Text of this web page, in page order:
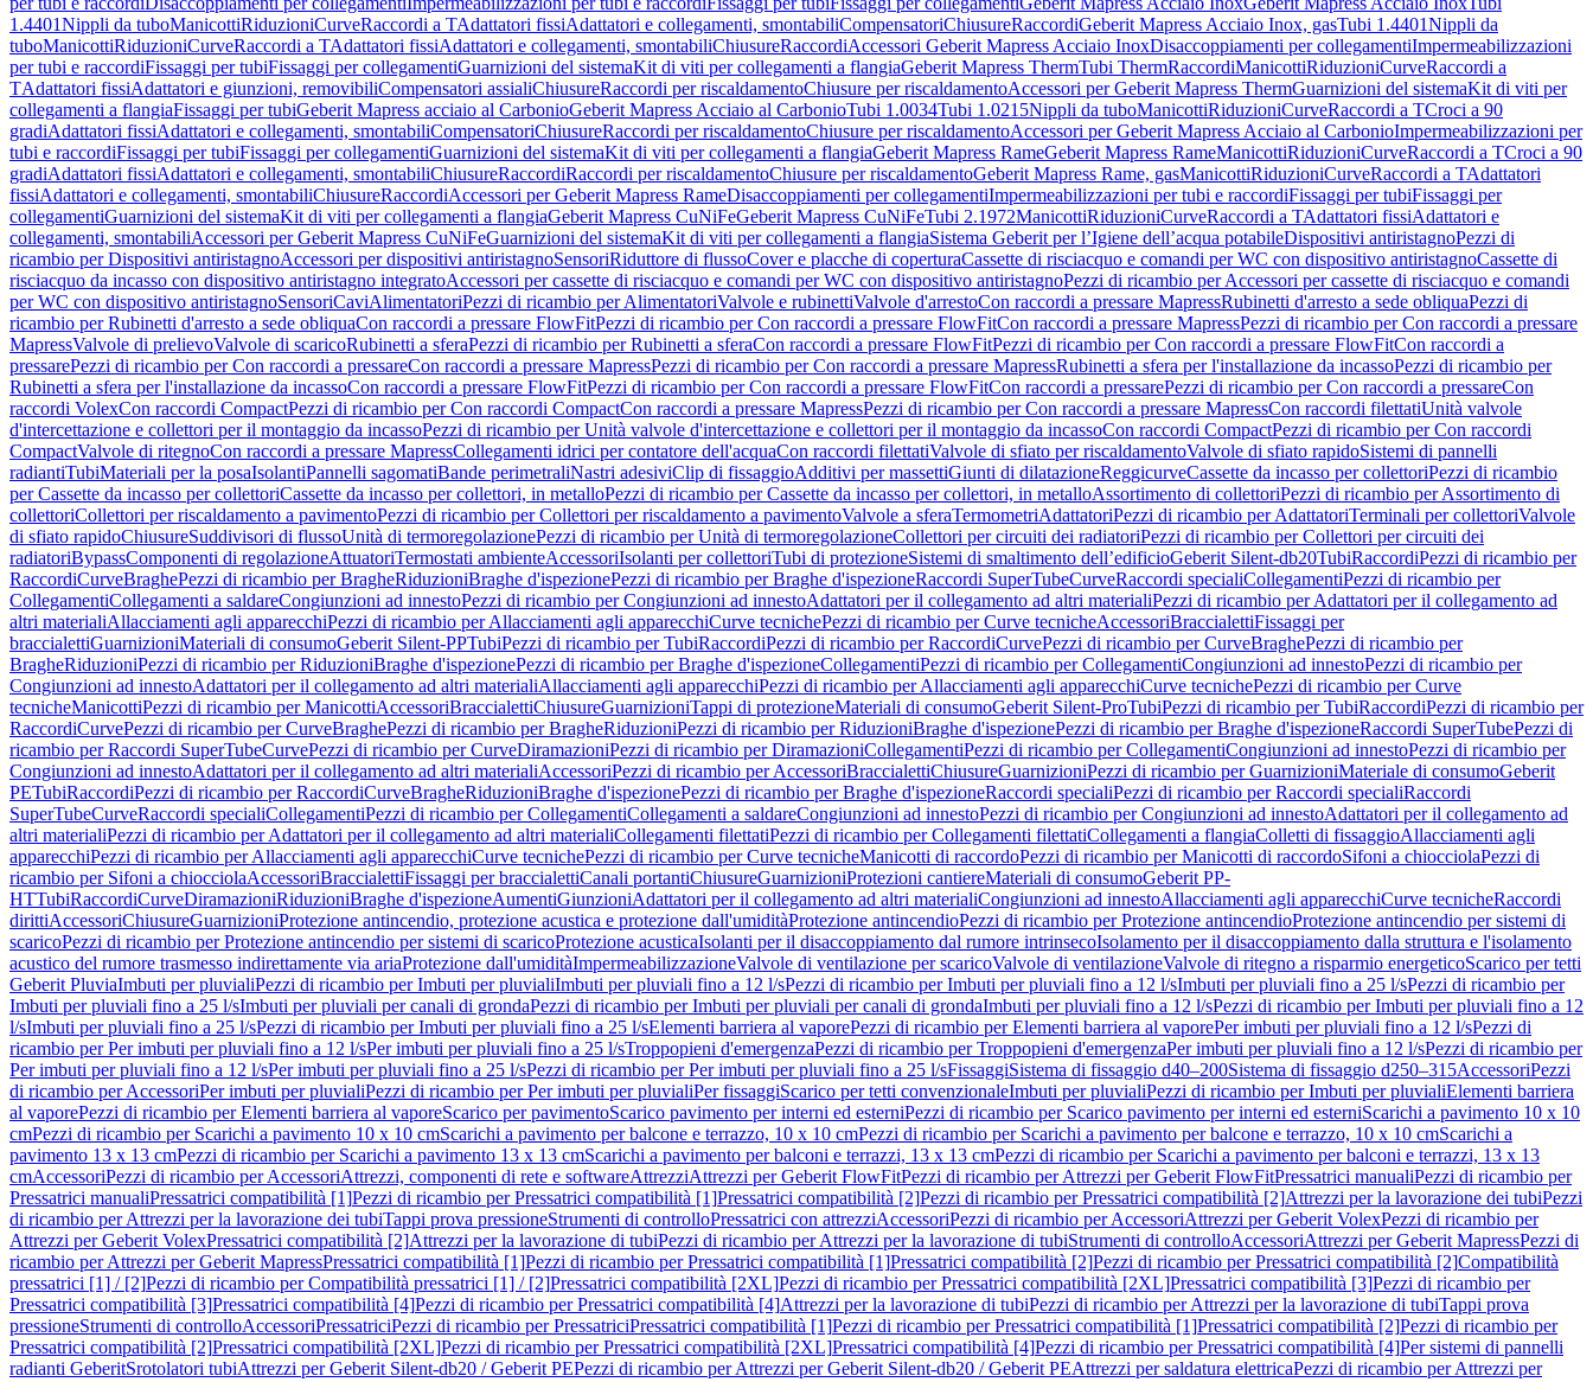
1.4401Nippli da tuboManicottiRiduzioniCurveRaccordi a TAdattatori fissiAdattatori e collegamenti, smontabiliCompensatoriChiusureRaccordiGeberit Mapress Acciaio Inox, gasTubi 1.4401Nippli da
tuboManicottiRiduzioniCurveRaccordi a TAdattatori fissiAdattatori e collegamenti, smontabiliChiusureRaccordiAccessori Geberit Mapress Acciaio InoxDisaccoppiamenti per collegamentiImpermeabilizzazioni
per tubi e raccordiFissaggi per tubiFissaggi per collegamentiGuarnizioni del sistemaKit di viti per collegamenti a flangiaGeberit Mapress ThermTubi ThermRaccordiManicottiRiduzioniCurveRaccordi a
TAdattatori fissiAdattatori e giunzioni, removibiliCompensatori assialiChiusureRaccordi per riscaldamentoChiusure per riscaldamentoAccessori per Geberit Mapress ThermGuarnizioni del sistemaKit di viti per
collegamenti a flangiaFissaggi per tubiGeberit Mapress acciaio al CarbonioGeberit Mapress Acciaio al CarbonioTubi 1.0034Tubi 1.0215Nippli da tuboManicottiRiduzioniCurveRaccordi a TCroci a 90
gradiAdattatori fissiAdattatori e collegamenti, smontabiliCompensatoriChiusureRaccordi per riscaldamentoChiusure per riscaldamentoAccessori per Geberit Mapress Acciaio al CarbonioImpermeabilizzazioni per
tubi e raccordiFissaggi per tubiFissaggi per collegamentiGuarnizioni del sistemaKit di viti per collegamenti a flangiaGeberit Mapress RameGeberit Mapress RameManicottiRiduzioniCurveRaccordi a TCroci a 90
gradiAdattatori fissiAdattatori e collegamenti, smontabiliChiusureRaccordiRaccordi per riscaldamentoChiusure per riscaldamentoGeberit Mapress Rame, gasManicottiRiduzioniCurveRaccordi a TAdattatori
fissiAdattatori e collegamenti, smontabiliChiusureRaccordiAccessori per Geberit Mapress RameDisaccoppiamenti per collegamentiImpermeabilizzazioni per tubi e raccordiFissaggi per tubiFissaggi per
collegamentiGuarnizioni del sistemaKit di viti per collegamenti a flangiaGeberit Mapress CuNiFeGeberit Mapress CuNiFeTubi 2.1972ManicottiRiduzioniCurveRaccordi a TAdattatori fissiAdattatori e
collegamenti, smontabiliAccessori per Geberit Mapress CuNiFeGuarnizioni del sistemaKit di viti per collegamenti a flangiaSistema Geberit per l’Igiene dell’acqua potabileDispositivi antiristagnoPezzi di
ricambio per Dispositivi antiristagnoAccessori per dispositivi antiristagnoSensoriRiduttore di flussoCover e placche di coperturaCassette di risciacquo e comandi per WC con dispositivo antiristagnoCassette di
risciacquo da incasso con dispositivo antiristagno integratoAccessori per cassette di risciacquo e comandi per WC con dispositivo antiristagnoPezzi di ricambio per Accessori per cassette di risciacquo e comandi
per WC con dispositivo antiristagnoSensoriCaviAlimentatoriPezzi di ricambio per AlimentatoriValvole e rubinettiValvole d'arrestoCon raccordi a pressare MapressRubinetti d'arresto a sede obliquaPezzi di
ricambio per Rubinetti d'arresto a sede obliquaCon raccordi a pressare FlowFitPezzi di ricambio per Con raccordi a pressare FlowFitCon raccordi a pressare MapressPezzi di ricambio per Con raccordi a pressare
MapressValvole di prelievoValvole di scaricoRubinetti a sferaPezzi di ricambio per Rubinetti a sferaCon raccordi a pressare FlowFitPezzi di ricambio per Con raccordi a pressare FlowFitCon raccordi a
pressarePezzi di ricambio per Con raccordi a pressareCon raccordi a pressare MapressPezzi di ricambio per Con raccordi a pressare MapressRubinetti a sfera per l'installazione da incassoPezzi di ricambio per
Rubinetti a sfera per l'installazione da incassoCon raccordi a pressare FlowFitPezzi di ricambio per Con raccordi a pressare FlowFitCon raccordi a pressarePezzi di ricambio per Con raccordi a pressareCon
raccordi VolexCon raccordi CompactPezzi di ricambio per Con raccordi CompactCon raccordi a pressare MapressPezzi di ricambio per Con raccordi a pressare MapressCon raccordi filettatiUnità valvole
d'intercettazione e collettori per il montaggio da incassoPezzi di ricambio per Unità valvole d'intercettazione e collettori per il montaggio da incassoCon raccordi CompactPezzi di ricambio per Con raccordi
CompactValvole di ritegnoCon raccordi a pressare MapressCollegamenti idrici per contatore dell'acquaCon raccordi filettatiValvole di sfiato per riscaldamentoValvole di sfiato rapidoSistemi di pannelli
radiantiTubiMateriali per la posaIsolantiPannelli sagomatiBande perimetraliNastri adesiviClip di fissaggioAdditivi per massettiGiunti di dilatazioneReggicurveCassette da incasso per collettoriPezzi di ricambio
per Cassette da incasso per collettoriCassette da incasso per collettori, in metalloPezzi di ricambio per Cassette da incasso per collettori, in metalloAssortimento di collettoriPezzi di ricambio per Assortimento di
collettoriCollettori per riscaldamento a pavimentoPezzi di ricambio per Collettori per riscaldamento a pavimentoValvole a sferaTermometriAdattatoriPezzi di ricambio per AdattatoriTerminali per collettoriValvole
di sfiato rapidoChiusureSuddivisori di flussoUnità di termoregolazionePezzi di ricambio per Unità di termoregolazioneCollettori per circuiti dei radiatoriPezzi di ricambio per Collettori per circuiti dei
radiatoriBypassComponenti di regolazioneAttuatoriTermostati ambienteAccessoriIsolanti per collettoriTubi di protezioneSistemi di smaltimento dell’edificioGeberit Silent-db20TubiRaccordiPezzi di ricambio per
RaccordiCurveBraghePezzi di ricambio per BragheRiduzioniBraghe d'ispezionePezzi di ricambio per Braghe d'ispezioneRaccordi SuperTubeCurveRaccordi specialiCollegamentiPezzi di ricambio per
CollegamentiCollegamenti a saldareCongiunzioni ad innestoPezzi di ricambio per Congiunzioni ad innestoAdattatori per il collegamento ad altri materialiPezzi di ricambio per Adattatori per il collegamento ad
altri materialiAllacciamenti agli apparecchiPezzi di ricambio per Allacciamenti agli apparecchiCurve tecnichePezzi di ricambio per Curve tecnicheAccessoriBraccialettiFissaggi per
braccialettiGuarnizioniMateriali di consumoGeberit Silent-PPTubiPezzi di ricambio per TubiRaccordiPezzi di ricambio per RaccordiCurvePezzi di ricambio per CurveBraghePezzi di ricambio per
BragheRiduzioniPezzi di ricambio per RiduzioniBraghe d'ispezionePezzi di ricambio per Braghe d'ispezioneCollegamentiPezzi di ricambio per CollegamentiCongiunzioni ad innestoPezzi di ricambio per
Congiunzioni ad innestoAdattatori per il collegamento ad altri materialiAllacciamenti agli apparecchiPezzi di ricambio per Allacciamenti agli apparecchiCurve tecnichePezzi di ricambio per Curve
tecnicheManicottiPezzi di ricambio per ManicottiAccessoriBraccialettiChiusureGuarnizioniTappi di protezioneMateriali di consumoGeberit Silent-ProTubiPezzi di ricambio per TubiRaccordiPezzi di ricambio per
RaccordiCurvePezzi di ricambio per CurveBraghePezzi di ricambio per BragheRiduzioniPezzi di ricambio per RiduzioniBraghe d'ispezionePezzi di ricambio per Braghe d'ispezioneRaccordi SuperTubePezzi di
ricambio per Raccordi SuperTubeCurvePezzi di ricambio per CurveDiramazioniPezzi di ricambio per DiramazioniCollegamentiPezzi di ricambio per CollegamentiCongiunzioni ad innestoPezzi di ricambio per
Congiunzioni ad innestoAdattatori per il collegamento ad altri materialiAccessoriPezzi di ricambio per AccessoriBraccialettiChiusureGuarnizioniPezzi di ricambio per GuarnizioniMateriale di consumoGeberit
PETubiRaccordiPezzi di ricambio per RaccordiCurveBragheRiduzioniBraghe d'ispezionePezzi di ricambio per Braghe d'ispezioneRaccordi specialiPezzi di ricambio per Raccordi specialiRaccordi
SuperTubeCurveRaccordi specialiCollegamentiPezzi di ricambio per CollegamentiCollegamenti a saldareCongiunzioni ad innestoPezzi di ricambio per Congiunzioni ad innestoAdattatori per il collegamento ad
altri materialiPezzi di ricambio per Adattatori per il collegamento ad altri materialiCollegamenti filettatiPezzi di ricambio per Collegamenti filettatiCollegamenti a flangiaColletti di fissaggioAllacciamenti agli
apparecchiPezzi di ricambio per Allacciamenti agli apparecchiCurve tecnichePezzi di ricambio per Curve tecnicheManicotti di raccordoPezzi di ricambio per Manicotti di raccordoSifoni a chiocciolaPezzi di
ricambio per Sifoni a chiocciolaAccessoriBraccialettiFissaggi per braccialettiCanali portantiChiusureGuarnizioniProtezioni cantiereMateriali di consumoGeberit PP-
HTTubiRaccordiCurveDiramazioniRiduzioniBraghe d'ispezioneAumentiGiunzioniAdattatori per il collegamento ad altri materialiCongiunzioni ad innestoAllacciamenti agli apparecchiCurve tecnicheRaccordi
dirittiAccessoriChiusureGuarnizioniProtezione antincendio, protezione acustica e protezione dall'umiditàProtezione antincendioPezzi di ricambio per Protezione antincendioProtezione antincendio per sistemi di
scaricoPezzi di ricambio per Protezione antincendio per sistemi di scaricoProtezione acusticaIsolanti per il disaccoppiamento dal rumore intrinsecoIsolamento per il disaccoppiamento dalla struttura e l'isolamento
acustico del rumore trasmesso indirettamente via ariaProtezione dall'umiditàImpermeabilizzazioneValvole di ventilazione per scaricoValvole di ventilazioneValvole di ritegno a risparmio energeticoScarico per tetti
Geberit PluviaImbuti per pluvialiPezzi di ricambio per Imbuti per pluvialiImbuti per pluviali fino a 12 l/sPezzi di ricambio per Imbuti per pluviali fino a 12 l/sImbuti per pluviali fino a 25 l/sPezzi di ricambio per
Imbuti per pluviali fino a 25 l/sImbuti per pluviali per canali di grondaPezzi di ricambio per Imbuti per pluviali per canali di grondaImbuti per pluviali fino a 12 l/sPezzi di ricambio per Imbuti per pluviali fino a 12
l/sImbuti per pluviali fino a 25 l/sPezzi di ricambio per Imbuti per pluviali fino a 25 l/sElementi barriera al vaporePezzi di ricambio per Elementi barriera al vaporePer imbuti per pluviali fino a 12 l/sPezzi di
ricambio per Per imbuti per pluviali fino a 12 l/sPer imbuti per pluviali fino a 25 l/sTroppopieni d'emergenzaPezzi di ricambio per Troppopieni d'emergenzaPer imbuti per pluviali fino a 12 l/sPezzi di ricambio per
Per imbuti per pluviali fino a 12 l/sPer imbuti per pluviali fino a 25 l/sPezzi di ricambio per Per imbuti per pluviali fino a 25 l/sFissaggiSistema di fissaggio d40–200Sistema di fissaggio d250–315AccessoriPezzi
di ricambio per AccessoriPer imbuti per pluvialiPezzi di ricambio per Per imbuti per pluvialiPer fissaggiScarico per tetti convenzionaleImbuti per pluvialiPezzi di ricambio per Imbuti per pluvialiElementi barriera
al vaporePezzi di ricambio per Elementi barriera al vaporeScarico per pavimentoScarico pavimento per interni ed esterniPezzi di ricambio per Scarico pavimento per interni ed esterniScarichi a pavimento 10 x 10
cmPezzi di ricambio per Scarichi a pavimento 10 x 10 cmScarichi a pavimento per balcone e terrazzo, 10 x 10 cmPezzi di ricambio per Scarichi a pavimento per balcone e terrazzo, 10 x 10 cmScarichi a
pavimento 13 x 13 cmPezzi di ricambio per Scarichi a pavimento 13 x 13 cmScarichi a pavimento per balconi e terrazzi, 13 x 13 cmPezzi di ricambio per Scarichi a pavimento per balconi e terrazzi, 13 x 13
cmAccessoriPezzi di ricambio per AccessoriAttrezzi, componenti di rete e softwareAttrezziAttrezzi per Geberit FlowFitPezzi di ricambio per Attrezzi per Geberit FlowFitPressatrici manualiPezzi di ricambio per
Pressatrici manualiPressatrici compatibilità [1]Pezzi di ricambio per Pressatrici compatibilità [1]Pressatrici compatibilità [2]Pezzi di ricambio per Pressatrici compatibilità [2]Attrezzi per la lavorazione dei tubiPezzi
di ricambio per Attrezzi per la lavorazione dei tubiTappi prova pressioneStrumenti di controlloPressatrici con attrezziAccessoriPezzi di ricambio per AccessoriAttrezzi per Geberit VolexPezzi di ricambio per
Attrezzi per Geberit VolexPressatrici compatibilità [2]Attrezzi per la lavorazione di tubiPezzi di ricambio per Attrezzi per la lavorazione di tubiStrumenti di controlloAccessoriAttrezzi per Geberit MapressPezzi di
ricambio per Attrezzi per Geberit MapressPressatrici compatibilità [1]Pezzi di ricambio per Pressatrici compatibilità [1]Pressatrici compatibilità [2]Pezzi di ricambio per Pressatrici compatibilità [2]Compatibilità
pressatrici [1] / [2]Pezzi di ricambio per Compatibilità pressatrici [1] / [2]Pressatrici compatibilità [2XL]Pezzi di ricambio per Pressatrici compatibilità [2XL]Pressatrici compatibilità [3]Pezzi di ricambio per
Pressatrici compatibilità [3]Pressatrici compatibilità [4]Pezzi di ricambio per Pressatrici compatibilità [4]Attrezzi per la lavorazione di tubiPezzi di ricambio per Attrezzi per la lavorazione di tubiTappi prova
pressioneStrumenti di controlloAccessoriPressatriciPezzi di ricambio per PressatriciPressatrici compatibilità [1]Pezzi di ricambio per Pressatrici compatibilità [1]Pressatrici compatibilità [2]Pezzi di ricambio per
Pressatrici compatibilità [2]Pressatrici compatibilità [2XL]Pezzi di ricambio per Pressatrici compatibilità [2XL]Pressatrici compatibilità [4]Pezzi di ricambio per Pressatrici compatibilità [4]Per sistemi di pannelli
radianti GeberitSrotolatori tubiAttrezzi per Geberit Silent-db20 / Geberit PEPezzi di ricambio per Attrezzi per Geberit Silent-db20 / Geberit PEAttrezzi per saldatura elettricaPezzi di ricambio per Attrezzi per